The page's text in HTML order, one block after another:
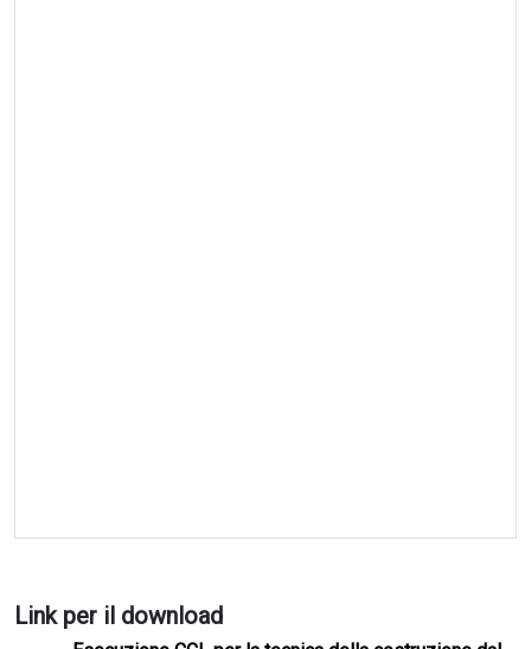
Link per il download